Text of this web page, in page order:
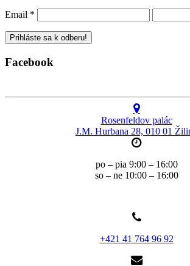
Email *
Facebook
Rosenfeldov palác
J.M. Hurbana 28, 010 01
po – pia 9:00 – 16:00
so – ne 10:00 – 16:00
+421 41 764 96 92